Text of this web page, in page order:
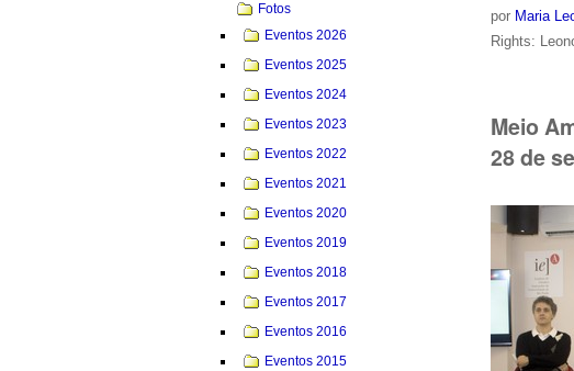
por Maria
Rights:
Meio
28 de
Fotos
Eventos 2026
Eventos 2025
Eventos 2024
Eventos 2023
Eventos 2022
Eventos 2021
Eventos 2020
Eventos 2019
Eventos 2018
Eventos 2017
Eventos 2016
Eventos 2015